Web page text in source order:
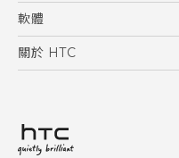
付款方式
到府收送維修服務
客戶服務佈告欄
軟體
應用程式
HTC Sync Manager
關於 HTC
投資人